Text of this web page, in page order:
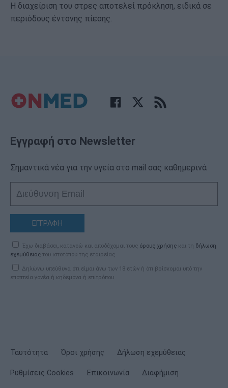
Η διαχείριση του στρες αποτελεί πρόκληση, ειδικά σε
περιόδους έντονης πίεσης.
Εγγραφή στο Newsletter
Σημαντικά νέα για την υγεία στο mail σας καθημερινά
ΕΓΓΡΑΦΗ
Έχω διαβάσει, κατανοώ και αποδέχομαι τους όρους χρήσης και τη δήλωση
εχεμύθειας του ιστοτόπου της εταιρείας
Δηλώνω υπεύθυνα ότι είμαι άνω των 18 ετών ή ότι βρίσκομαι υπό την
εποπτεία γονέα ή κηδεμόνα ή επιτρόπου
Ταυτότητα Όροι χρήσης Δήλωση εχεμύθειας
Ρυθμίσεις Cookies Επικοινωνία Διαφήμιση